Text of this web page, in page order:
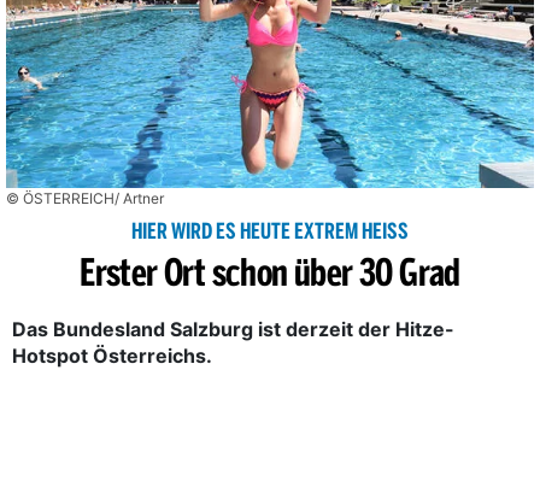
© ÖSTERREICH/ Artner
HIER WIRD ES HEUTE EXTREM HEISS
Erster Ort schon über 30 Grad
Das Bundesland Salzburg ist derzeit der Hitze-
Hotspot Österreichs.